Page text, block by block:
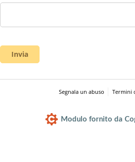
Invia
Segnala un abuso Termini
Modulo fornito da